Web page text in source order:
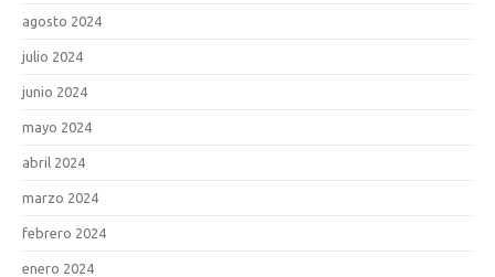
agosto 2024
julio 2024
junio 2024
mayo 2024
abril 2024
marzo 2024
febrero 2024
enero 2024